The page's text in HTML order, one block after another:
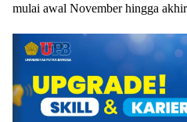
mulai awal November hingga